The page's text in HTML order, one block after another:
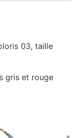
03, taille
gris et rouge